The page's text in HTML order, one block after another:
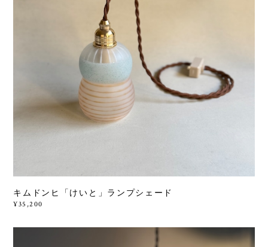
キムドンヒ「けいと」ランプシェード
¥35,200